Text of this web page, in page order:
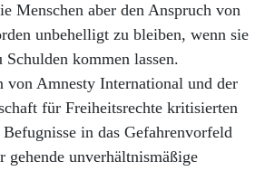
Menschen aber den Anspruch von
unbehelligt zu bleiben, wenn sie
kommen lassen.
von Amnesty International und der
für Freiheitsrechte kritisierten
in das Gefahrenvorfeld
gehende unverhältnismäßige